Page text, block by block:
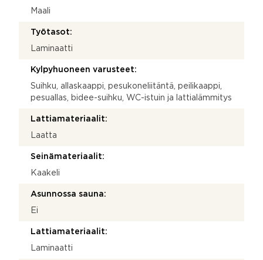
Maali
Työtasot:
Laminaatti
Kylpyhuoneen varusteet:
Suihku, allaskaappi, pesukoneliitäntä, peilikaappi,
pesuallas, bidee-suihku, WC-istuin ja lattialämmitys
Lattiamateriaalit:
Laatta
Seinämateriaalit:
Kaakeli
Asunnossa sauna:
Ei
Lattiamateriaalit:
Laminaatti